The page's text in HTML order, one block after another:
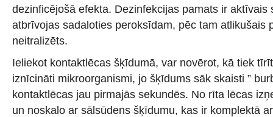
dezinficējošā efekta. Dezinfekcijas pamats ir aktīvais
atbrīvojas sadaloties peroksīdam, pēc tam atlikušais
neitralizēts.
Ieliekot kontaktlēcas šķīdumā, var novērot, kā tiek
iznīcināti mikroorganismi, jo šķīdums sāk skaisti ”
kontaktlēcas jau pirmajās sekundēs. No rīta lēcas
un noskalo ar sālsūdens šķīdumu, kas ir komplektā